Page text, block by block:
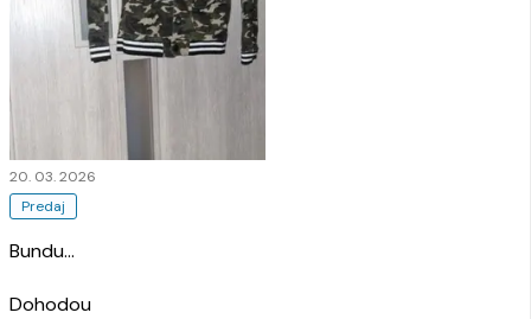
Predaj
20. 03. 2026
Bundu…
Dohodou